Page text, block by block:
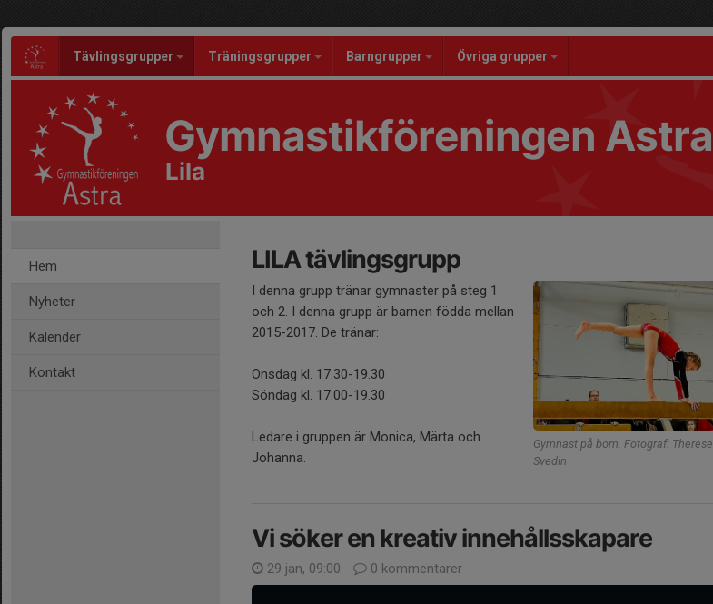
Tävlingsgrupper Träningsgrupper Barngrupper Övriga grupper
Gymnastikföreningen Astra
Lila
Hem
Nyheter
Kalender
Kontakt
LILA tävlingsgrupp
Gymnast på bom. Fotograf: Therese
Svedin
I denna grupp tränar gymnaster på steg 1
och 2. I denna grupp är barnen födda mellan
2015-2017. De tränar:
Onsdag kl. 17.30-19.30
Söndag kl. 17.00-19.30
Ledare i gruppen är Monica, Märta och
Johanna.
Vi söker en kreativ innehållsskapare
29 jan, 09:00 0 kommentarer